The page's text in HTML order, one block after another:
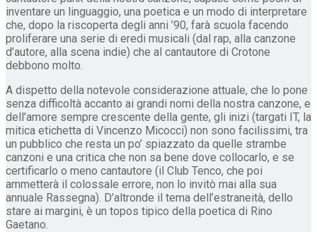
inventare un linguaggio, una poetica e un modo di interpretare
che, dopo la riscoperta degli anni ’90, farà scuola facendo
proliferare una serie di eredi musicali (dal rap, alla canzone
d’autore, alla scena indie) che al cantautore di Crotone
debbono molto.
A dispetto della notevole considerazione attuale, che lo pone
senza difficoltà accanto ai grandi nomi della nostra canzone, e
dell’amore sempre crescente della gente, gli inizi (targati IT, la
mitica etichetta di Vincenzo Micocci) non sono facilissimi, tra
un pubblico che resta un po’ spiazzato da quelle strambe
canzoni e una critica che non sa bene dove collocarlo, e se
certificarlo o meno cantautore (il Club Tenco, che poi
ammetterà il colossale errore, non lo invitò mai alla sua
annuale Rassegna). D’altronde il tema dell’estraneità, dello
stare ai margini, è un topos tipico della poetica di Rino
Gaetano.